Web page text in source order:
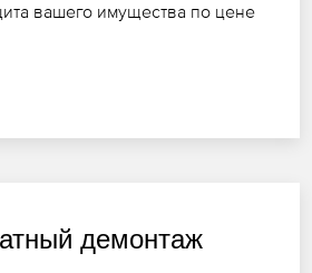
вашего имущества по цене
демонтаж